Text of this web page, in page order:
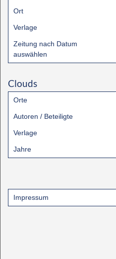
Ort
Verlage
Zeitung nach Datum
auswählen
Clouds
Orte
Autoren / Beteiligte
Verlage
Jahre
Impressum